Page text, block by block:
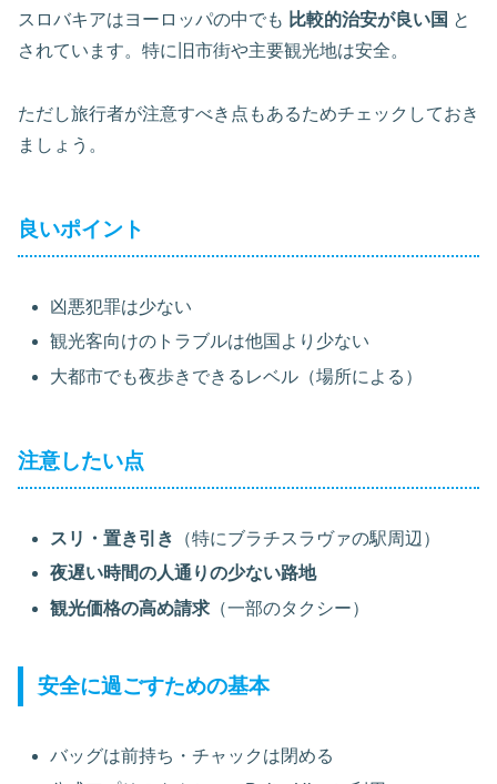
スロバキアはヨーロッパの中でも 比較的治安が良い国 と
されています。特に旧市街や主要観光地は安全。
ただし旅行者が注意すべき点もあるためチェックしておき
ましょう。
良いポイント
凶悪犯罪は少ない
観光客向けのトラブルは他国より少ない
大都市でも夜歩きできるレベル（場所による）
注意したい点
スリ・置き引き
（特にブラチスラヴァの駅周辺）
夜遅い時間の人通りの少ない路地
観光価格の高め請求 （一部のタクシー）
安全に過ごすための基本
バッグは前持ち・チャックは閉める